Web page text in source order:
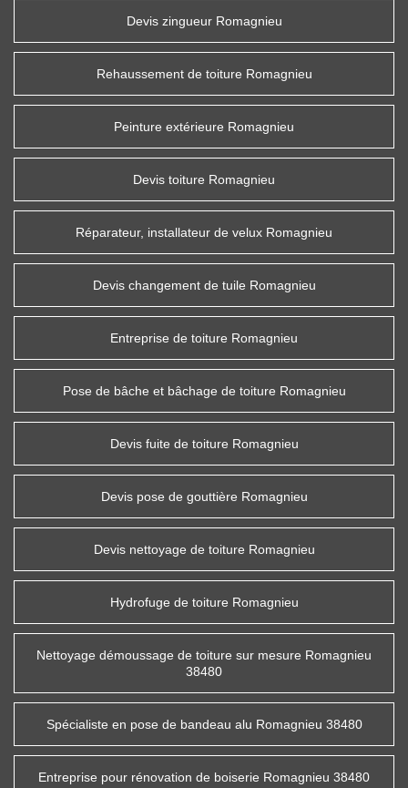
Devis zingueur Romagnieu
Rehaussement de toiture Romagnieu
Peinture extérieure Romagnieu
Devis toiture Romagnieu
Réparateur, installateur de velux Romagnieu
Devis changement de tuile Romagnieu
Entreprise de toiture Romagnieu
Pose de bâche et bâchage de toiture Romagnieu
Devis fuite de toiture Romagnieu
Devis pose de gouttière Romagnieu
Devis nettoyage de toiture Romagnieu
Hydrofuge de toiture Romagnieu
Nettoyage démoussage de toiture sur mesure Romagnieu
38480
Spécialiste en pose de bandeau alu Romagnieu 38480
Entreprise pour rénovation de boiserie Romagnieu 38480